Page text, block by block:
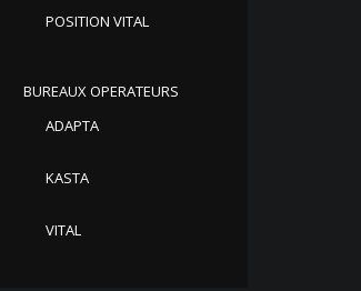
POSITION VITAL
BUREAUX OPERATEURS
ADAPTA
KASTA
VITAL